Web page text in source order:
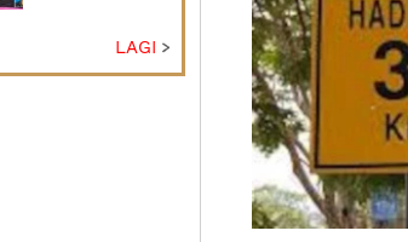
Penganalisis
LAGI